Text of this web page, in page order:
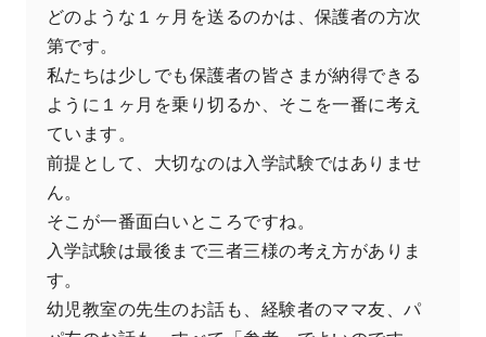
どのような１ヶ月を送るのかは、保護者の方次
第です。
私たちは少しでも保護者の皆さまが納得できる
ように１ヶ月を乗り切るか、そこを一番に考え
ています。
前提として、大切なのは入学試験ではありませ
ん。
そこが一番面白いところですね。
入学試験は最後まで三者三様の考え方がありま
す。
幼児教室の先生のお話も、経験者のママ友、パ